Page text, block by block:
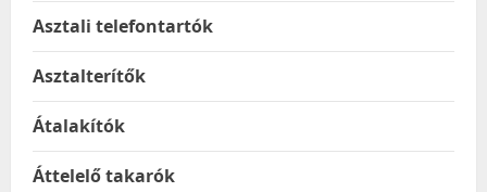
Asztali telefontartók
Asztalterítők
Átalakítók
Áttelelő takarók